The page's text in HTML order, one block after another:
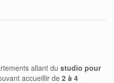
allant du studio pour
accueillir de 2 à 4